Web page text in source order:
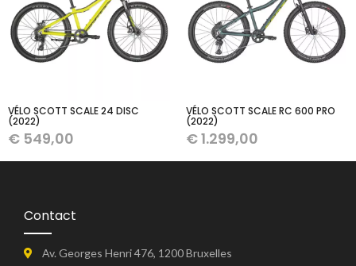
VÉLO SCOTT SCALE 24 DISC
(2022)
€ 549,00
VÉLO SCOTT SCALE RC 600 PRO
(2022)
€1.299,00
Contact
Av. Georges Henri 476, 1200 Bruxelles